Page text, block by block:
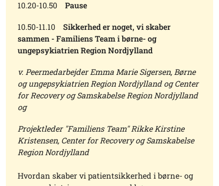
10.20-10.50 Pause
10.50-11.10 Sikkerhed er noget, vi skaber
sammen - Familiens Team i børne- og
ungepsykiatrien Region Nordjylland
v. Peermedarbejder Emma Marie Sigersen, Børne
og ungepsykiatrien Region Nordjylland og Center
for Recovery og Samskabelse Region Nordjylland
og
Projektleder "Familiens Team" Rikke Kirstine
Kristensen, Center for Recovery og Samskabelse
Region Nordjylland
Hvordan skaber vi patientsikkerhed i børne- og